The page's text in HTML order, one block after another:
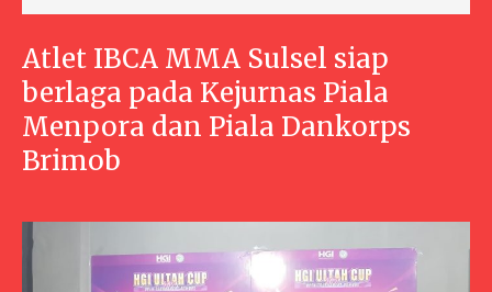
Atlet IBCA MMA Sulsel siap
berlaga pada Kejurnas Piala
Menpora dan Piala Dankorps
Brimob